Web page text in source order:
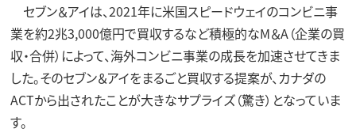
セブン＆アイは、2021年に米国スピードウェイのコンビニ事
業を約2兆3,000億円で買収するなど積極的なM＆A（企業の買
収・合併）によって、海外コンビニ事業の成長を加速させてきま
した。そのセブン＆アイをまるごと買収する提案が、カナダの
ACTから出されたことが大きなサプライズ（驚き）となっていま
す。